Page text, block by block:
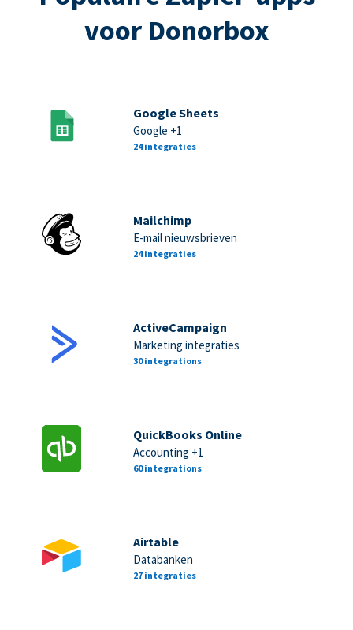
voor Donorbox
Google Sheets
Google +1
24 integraties
Mailchimp
E-mail nieuwsbrieven
24 integraties
ActiveCampaign
Marketing integraties
30 integrations
QuickBooks Online
Accounting +1
60 integrations
Airtable
Databanken
27 integraties